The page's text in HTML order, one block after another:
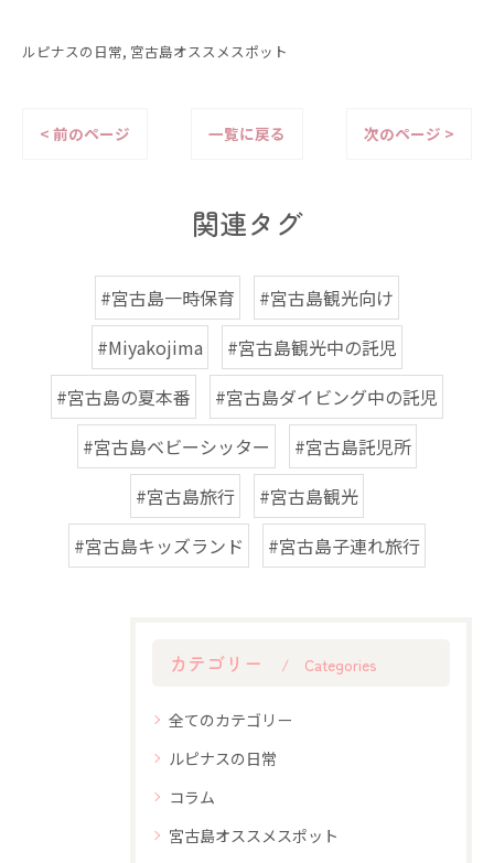
ルピナスの日常 宮古島オススメスポット
< 前のページ 一覧に戻る 次のページ >
関連タグ
#宮古島一時保育
#宮古島観光向け
#Miyakojima
#宮古島観光中の託児
#宮古島の夏本番
#宮古島ダイビング中の託児
#宮古島ベビーシッター
#宮古島託児所
#宮古島旅行
#宮古島観光
#宮古島キッズランド
#宮古島子連れ旅行
カテゴリー Categories
全てのカテゴリー
ルピナスの日常
コラム
宮古島オススメスポット